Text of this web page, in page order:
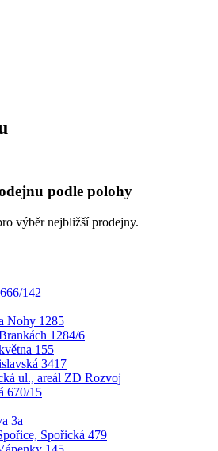
podle polohy
výběr nejbližší prodejny.
142
Nohy 1285
1284/6
155
3417
ul., areál ZD Rozvoj
670/15
3a
Spořická 479